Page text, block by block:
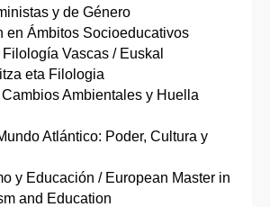
y de Género
en Ámbitos Socioeducativos
Vascas / Euskal
eta Filologia
Ambientales y Huella
Atlántico: Poder, Cultura y
y Educación / European Master in
and Education